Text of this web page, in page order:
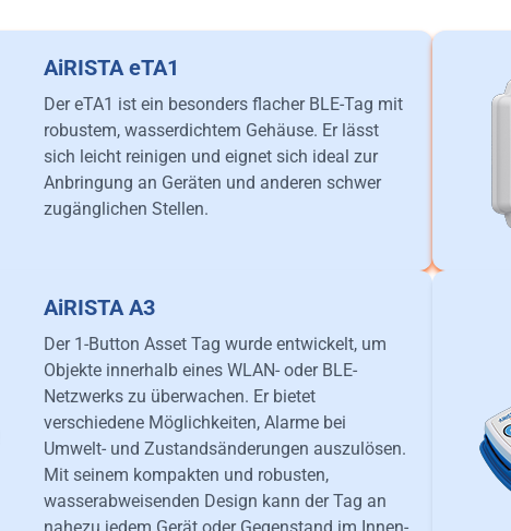
AiRISTA eTA1
Der eTA1 ist ein besonders flacher BLE-Tag mit
robustem, wasserdichtem Gehäuse. Er lässt
sich leicht reinigen und eignet sich ideal zur
Anbringung an Geräten und anderen schwer
zugänglichen Stellen.
AiRISTA A3
Der 1-Button Asset Tag wurde entwickelt, um
Objekte innerhalb eines WLAN- oder BLE-
Netzwerks zu überwachen. Er bietet
verschiedene Möglichkeiten, Alarme bei
Umwelt- und Zustandsänderungen auszulösen.
Mit seinem kompakten und robusten,
wasserabweisenden Design kann der Tag an